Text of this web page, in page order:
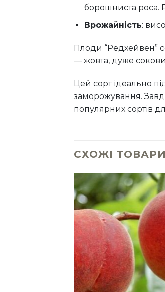
борошниста роса.
Врожайність:
Плоди “Редхейвен”
— жовта, дуже
Цей сорт ідеально
заморожування.
популярних сортів
СХОЖІ ТОВАРИ